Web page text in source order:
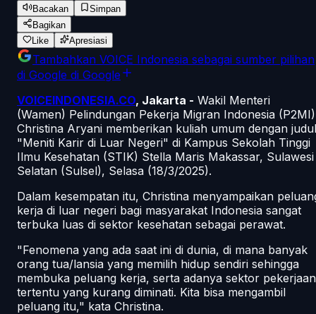
Bacakan
Simpan
Bagikan
Like
Apresiasi
Tambahkan VOICE Indonesia sebagai sumber pilihan
di Google di Google
VOICEINDONESIA.CO, Jakarta - Wakil Menteri
(Wamen) Pelindungan Pekerja Migran Indonesia (P2MI)
Christina Aryani memberikan kuliah umum dengan judul
"Meniti Karir di Luar Negeri" di Kampus Sekolah Tinggi
Ilmu Kesehatan (STIK) Stella Maris Makassar, Sulawesi
Selatan (Sulsel), Selasa (18/3/2025).
Dalam kesempatan itu, Christina menyampaikan
kerja di luar negeri bagi masyarakat Indonesia sangat
terbuka luas di sektor kesehatan sebagai perawat.
"Fenomena yang ada saat ini di dunia, di mana banyak
orang tua/lansia yang memilih hidup sendiri sehingga
membuka peluang kerja, serta adanya sektor pekerjaan
tertentu yang kurang diminati. Kita bisa mengambil
peluang itu," kata Christina.